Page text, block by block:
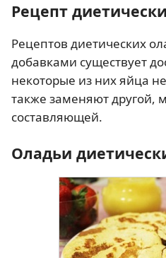
Рецепт
Рецептов диетических
добавками существует
некоторые из них яйца
также заменяют другой,
составляющей.
Оладьи